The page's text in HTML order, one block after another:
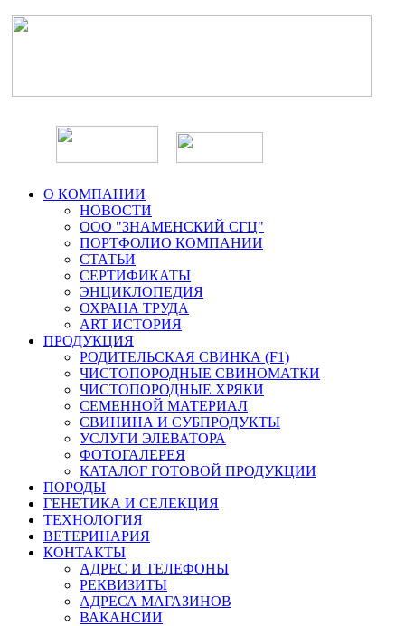
О КОМПАНИИ
НОВОСТИ
ООО "ЗНАМЕНСКИЙ СГЦ"
ПОРТФОЛИО КОМПАНИИ
СТАТЬИ
СЕРТИФИКАТЫ
ЭНЦИКЛОПЕДИЯ
ОХРАНА ТРУДА
ART ИСТОРИЯ
ПРОДУКЦИЯ
РОДИТЕЛЬСКАЯ СВИНКА (F1)
ЧИСТОПОРОДНЫЕ СВИНОМАТКИ
ЧИСТОПОРОДНЫЕ ХРЯКИ
СЕМЕННОЙ МАТЕРИАЛ
СВИНИНА И СУБПРОДУКТЫ
УСЛУГИ ЭЛЕВАТОРА
ФОТОГАЛЕРЕЯ
КАТАЛОГ ГОТОВОЙ ПРОДУКЦИИ
ПОРОДЫ
ГЕНЕТИКА И СЕЛЕКЦИЯ
ТЕХНОЛОГИЯ
ВЕТЕРИНАРИЯ
КОНТАКТЫ
АДРЕС И ТЕЛЕФОНЫ
РЕКВИЗИТЫ
АДРЕСА МАГАЗИНОВ
ВАКАНСИИ